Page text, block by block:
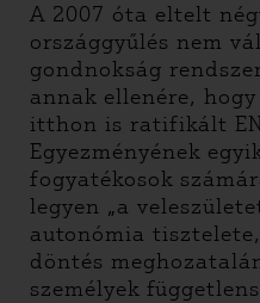
A 2007 óta eltelt
országgyűlés nem
gondnokság
annak ellenére,
itthon is ratifikált
Egyezményének
fogyatékosok
legyen „a
autonómia
döntés
személyek